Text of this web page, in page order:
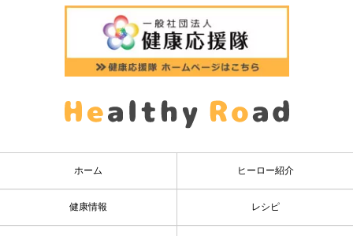
ホーム ヒーロー紹介
健康情報 レシピ